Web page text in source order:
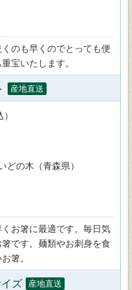
のも早くのでとっても便
宝いたします。
産地直送
どの木（青森県）
お箸に最適です。毎日気
です。麺類やお刺身を食
箸。
ズ 産地直送